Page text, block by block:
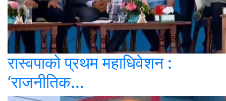
रास्वपाको प्रथम महाधिवेशन :
‘राजनीतिक...